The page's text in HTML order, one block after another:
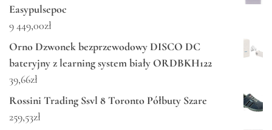
Easypulsepoc
9 449,00zł
Orno Dzwonek bezprzewodowy DISCO DC
bateryjny z learning system biały ORDBKH122
39,66zł
Rossini Trading Ssvl 8 Toronto Półbuty Szare
259,53zł